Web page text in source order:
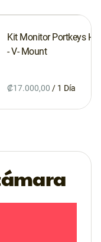
Kit Monitor Portkeys
- V- Mount
/